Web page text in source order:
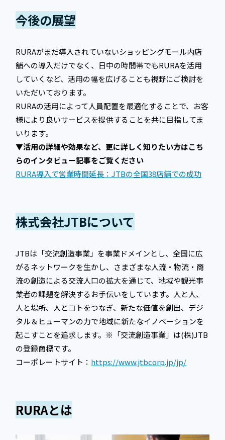
今後の展望
RURAがまだ導入されていないショッピングモール内店
舗への導入だけでなく、日中の時間帯でもRURAを活用
していくなど、活用の幅を広げることも視野にご検討を
いただいております。
RURAの活用によって人員配置を最適化することで、お客
様により良いサービスを提供することを共に目指してま
いります。
▼活用の詳細や効果など、更に詳しく知りたい方はこち
らのインタビュー記事をご覧ください
RURA導入で営業時間延長：JTBの全国38店舗での成功
株式会社JTBについて
JTBは「交流創造事業」を事業ドメインとし、全国に広
がるネットワークを生かし、さまざまな人流・物流・商
流の創造による交流人口の拡大を通じて、地域や観光事
業者の課題を解決するお手伝いをしています。人と人、
人と場所、人とコトをつなぎ、新たな価値を創出、デジ
タル＆ヒューマンの力で地域に新たなイノベーションを
起こすことを追求します。※「交流創造事業」は(株)JTB
の登録商標です。
コーポレートサイト： https://www.jtbcorp.jp/jp/
RURAとは